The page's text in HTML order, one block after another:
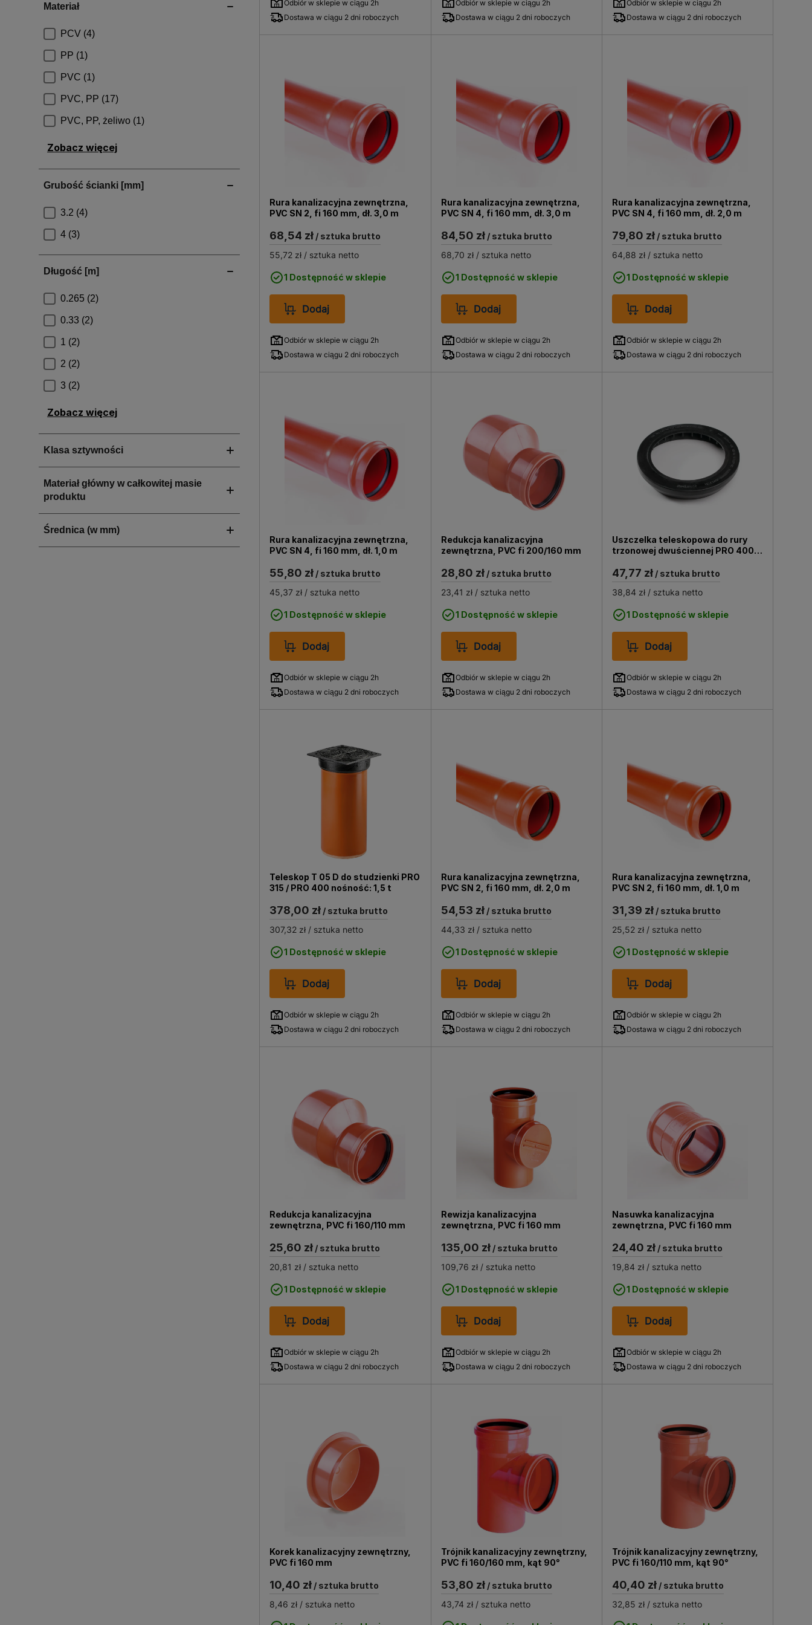
Zobacz więcej
Zobacz więcej
Odbiór w sklepie w ciągu 2h
Dostawa w ciągu 2 dni roboczych
Odbiór w sklepie w ciągu 2h
Dostawa w ciągu 2 dni roboczych
Odbiór w sklepie w ciągu 2h
Dostawa w ciągu 2 dni roboczych
Rura kanalizacyjna zewnętrzna,
PVC SN 2, fi 160 mm, dł. 3,0 m
68,54 zł/ sztuka brutto
55,72 zł/ sztuka netto
1 Dostępność w sklepie
Dodaj
Odbiór w sklepie w ciągu 2h
Dostawa w ciągu 2 dni roboczych
Rura kanalizacyjna zewnętrzna,
PVC SN 4, fi 160 mm, dł. 3,0 m
84,50 zł/ sztuka brutto
68,70 zł/ sztuka netto
1 Dostępność w sklepie
Dodaj
Odbiór w sklepie w ciągu 2h
Dostawa w ciągu 2 dni roboczych
Rura kanalizacyjna zewnętrzna,
PVC SN 4, fi 160 mm, dł. 2,0 m
79,80 zł / sztuka brutto
64,88 zł / sztuka netto
1 Dostępność w sklepie
Dodaj
Odbiór w sklepie w ciągu 2h
Dostawa w ciągu 2 dni roboczych
Rura kanalizacyjna zewnętrzna,
PVC SN 4, fi 160 mm, dł. 1,0 m
55,80 zł/ sztuka brutto
45,37 zł/ sztuka netto
1 Dostępność w sklepie
Dodaj
Odbiór w sklepie w ciągu 2h
Dostawa w ciągu 2 dni roboczych
Redukcja kanalizacyjna
zewnętrzna, PVC fi 200/160 mm
28,80 zł/ sztuka brutto
23,41 zł/ sztuka netto
1 Dostępność w sklepie
Dodaj
Odbiór w sklepie w ciągu 2h
Dostawa w ciągu 2 dni roboczych
Uszczelka teleskopowa do rury
trzonowej dwuściennej PRO 400 fi
47,77 zł / sztuka brutto
38,84 zł / sztuka netto
1 Dostępność w sklepie
Dodaj
Odbiór w sklepie w ciągu 2h
Dostawa w ciągu 2 dni roboczych
Teleskop T 05 D do studzienki PRO
315 / PRO 400 nośność: 1,5 t
378,00 zł/ sztuka brutto
307,32 zł/ sztuka netto
1 Dostępność w sklepie
Dodaj
Odbiór w sklepie w ciągu 2h
Dostawa w ciągu 2 dni roboczych
Rura kanalizacyjna zewnętrzna,
PVC SN 2, fi 160 mm, dł. 2,0 m
54,53 zł/ sztuka brutto
44,33 zł/ sztuka netto
1 Dostępność w sklepie
Dodaj
Odbiór w sklepie w ciągu 2h
Dostawa w ciągu 2 dni roboczych
Rura kanalizacyjna zewnętrzna,
PVC SN 2, fi 160 mm, dł. 1,0 m
31,39 zł / sztuka brutto
25,52 zł / sztuka netto
1 Dostępność w sklepie
Dodaj
Odbiór w sklepie w ciągu 2h
Dostawa w ciągu 2 dni roboczych
Redukcja kanalizacyjna
zewnętrzna, PVC fi 160/110 mm
25,60 zł/ sztuka brutto
20,81 zł/ sztuka netto
1 Dostępność w sklepie
Dodaj
Odbiór w sklepie w ciągu 2h
Dostawa w ciągu 2 dni roboczych
Rewizja kanalizacyjna
zewnętrzna, PVC fi 160 mm
135,00 zł/ sztuka brutto
109,76 zł/ sztuka netto
1 Dostępność w sklepie
Dodaj
Odbiór w sklepie w ciągu 2h
Dostawa w ciągu 2 dni roboczych
Nasuwka kanalizacyjna
zewnętrzna, PVC fi 160 mm
24,40 zł / sztuka brutto
19,84 zł / sztuka netto
1 Dostępność w sklepie
Dodaj
Odbiór w sklepie w ciągu 2h
Dostawa w ciągu 2 dni roboczych
Korek kanalizacyjny zewnętrzny,
PVC fi 160 mm
10,40 zł/ sztuka brutto
8,46 zł/ sztuka netto
Trójnik kanalizacyjny zewnętrzny,
PVC fi 160/160 mm, kąt 90°
53,80 zł/ sztuka brutto
43,74 zł/ sztuka netto
Trójnik kanalizacyjny zewnętrzny,
PVC fi 160/110 mm, kąt 90°
40,40 zł / sztuka brutto
32,85 zł / sztuka netto